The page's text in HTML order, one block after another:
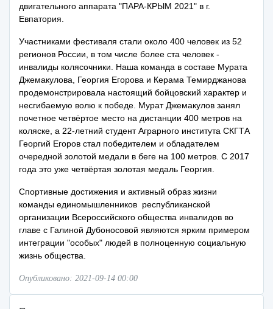
двигательного аппарата "ПАРА-КРЫМ 2021" в г.
Евпатория.
Участниками фестиваля стали около 400 человек из 52
регионов России, в том числе более ста человек -
инвалиды колясочники. Наша команда в составе Мурата
Джемакулова, Георгия Егорова и Керама Темирджанова
продемонстрировала настоящий бойцовский характер и
несгибаемую волю к победе. Мурат Джемакулов занял
почетное четвёртое место на дистанции 400 метров на
коляске, а 22-летний студент Аграрного института СКГТА
Георгий Егоров стал победителем и обладателем
очередной золотой медали в беге на 100 метров. С 2017
года это уже четвёртая золотая медаль Георгия.
Спортивные достижения и активный образ жизни
команды единомышленников республиканской
организации Всероссийского общества инвалидов во
главе с Галиной Дубоносовой являются ярким примером
интеграции "особых" людей в полноценную социальную
жизнь общества.
Опубликовано: 2021-09-14 00:00